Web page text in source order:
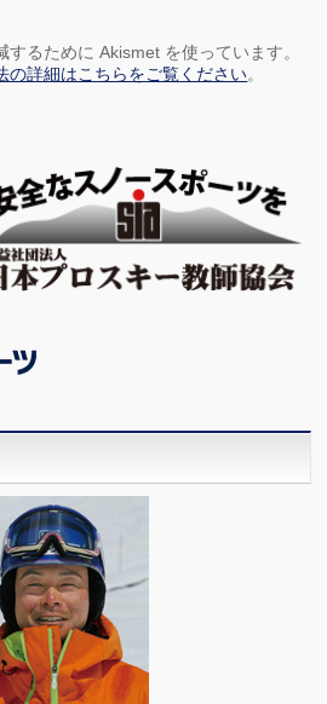
るために Akismet を使っています。
の詳細はこちらをご覧ください。